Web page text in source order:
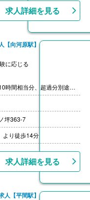
）
求人詳細を見る
【向河原駅】
に応じる
時間相当分、超過分別途支
・4月) ※評価・業績によって
途、処遇改善金等（各60,00
）
坪363-7
より徒歩14分
求人詳細を見る
人【平間駅】